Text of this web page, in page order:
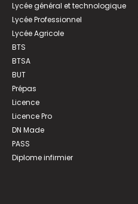
Lycée général et technologique
Lycée Professionnel
Lycée Agricole
BTS
BTSA
BUT
Prépas
Licence
Licence Pro
DN Made
PASS
Diplome infirmier